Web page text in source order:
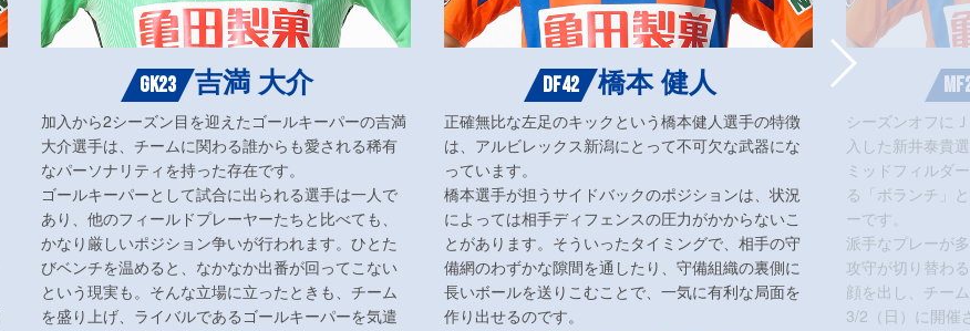
GK23 吉満 大介
加入から2シーズン目を迎えたゴールキーパーの吉満
大介選手は、チームに関わる誰からも愛される稀有
なパーソナリティを持った存在です。
ゴールキーパーとして試合に出られる選手は一人で
あり、他のフィールドプレーヤーたちと比べても、
かなり厳しいポジション争いが行われます。ひとた
びベンチを温めると、なかなか出番が回ってこない
という現実も。そんな立場に立ったときも、チーム
を盛り上げ、ライバルであるゴールキーパーを気遣
DF42 橋本 健人
正確無比な左足のキックという橋本健人選手の特徴
は、アルビレックス新潟にとって不可欠な武器にな
っています。
橋本選手が担うサイドバックのポジションは、状況
によっては相手ディフェンスの圧力がかからないこ
とがあります。そういったタイミングで、相手の守
備網のわずかな隙間を通したり、守備組織の裏側に
長いボールを送りこむことで、一気に有利な局面を
作り出せるのです。
シーズンオフに
入した新井泰貴
ミッドフィルダ
る「ボランチ」
ーです。
派手なプレーが
攻守が切り替わ
顔を出し、チー
3/2（日）に開催